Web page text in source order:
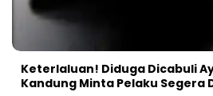
Keterlaluan! Diduga Dicabuli
Kandung Minta Pelaku Segera